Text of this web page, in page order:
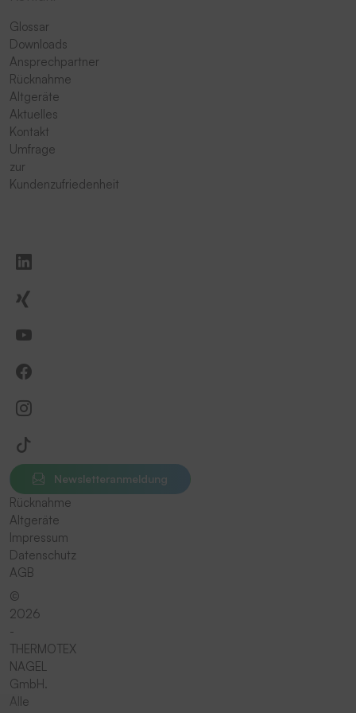
Glossar
Downloads
Ansprechpartner
Rücknahme
Altgeräte
Aktuelles
Kontakt
Umfrage
zur
Kundenzufriedenheit
Newsletteranmeldung
Rücknahme
Altgeräte
Impressum
Datenschutz
AGB
©
2026
-
THERMOTEX
NAGEL
GmbH.
Alle